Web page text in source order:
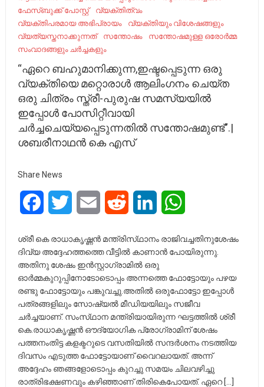
ഫേസ്ബുക്ക് പോസ്റ്റ്
വ്യക്തിത്വം
വ്യക്തിപരമായ അഭിപ്രായം
വ്യക്തിയും വിശേഷങ്ങളും
വ്യത്യസ്തനാക്കുന്നത്
സന്തോഷം
സന്തോഷമുള്ള ഒരോർമ്മ
സംവാദങ്ങളും ചർച്ചകളും
“ഏറെ ബഹുമാനിക്കുന്ന,ഇഷ്ടപ്പെടുന്ന ഒരു
വ്യക്‌തിയെ മറ്റൊരാൾ ആലിംഗനം ചെയ്ത
ഒരു ചിത്രം സ്ത്രീ-പുരുഷ സമസ്യയിൽ
ഇപ്പോൾ പോസിറ്റീവായി
ചർച്ചചെയ്യപ്പെടുന്നതിൽ സന്തോഷമുണ്ട്”.|
ശബരീനാഥൻ കെ എസ്
Share News
FacebookTwitter Email Reddit LinkedIn
ശ്രീ കെ രാധാകൃഷ്ണൻ മന്ത്രിസ്‌ഥാനം രാജിവച്ചതിനുശേഷം
ദിവ്യ അദ്ദേഹത്തത്തെ വീട്ടിൽ കാണാൻ പോയിരുന്നു.
അതിനു ശേഷം ഇൻസ്റ്റാഗ്രാമിൽ ഒരു
ഓർമ്മകുറുപ്പിനോടോടൊപ്പം അന്നത്തെ ഫോട്ടോയും പഴയ
രണ്ടു ഫോട്ടോയും പങ്കുവച്ചു.അതിൽ ഒരുഫോട്ടോ ഇപ്പോൾ
പത്രങ്ങളിലും സോഷ്യൽ മീഡിയയിലും സജീവ
ചർച്ചയാണ്. സംസ്‌ഥാന മന്ത്രിയായിരുന്ന ഘട്ടത്തിൽ ശ്രീ
കെ.രാധാകൃഷ്ണൻ ഔദ്യോഗിക പ്രോഗ്രാമിന് ശേഷം
പത്തനംതിട്ട കളക്ടറുടെ വസതിയിൽ സന്ദർശനം നടത്തിയ
ദിവസം എടുത്ത ഫോട്ടോയാണ് വൈറലായത്. അന്ന്
അദ്ദേഹം ഞങ്ങളോടൊപ്പം കുറച്ചു സമയം ചിലവഴിച്ചു
രാത്രിഭക്ഷണവും കഴിഞ്ഞാണ് തിരികെപോയത്. ഏറെ […]